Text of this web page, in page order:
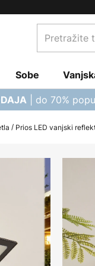
Pretražite
trgovinu...
Sobe
| do 70%
Prios LED vanjski